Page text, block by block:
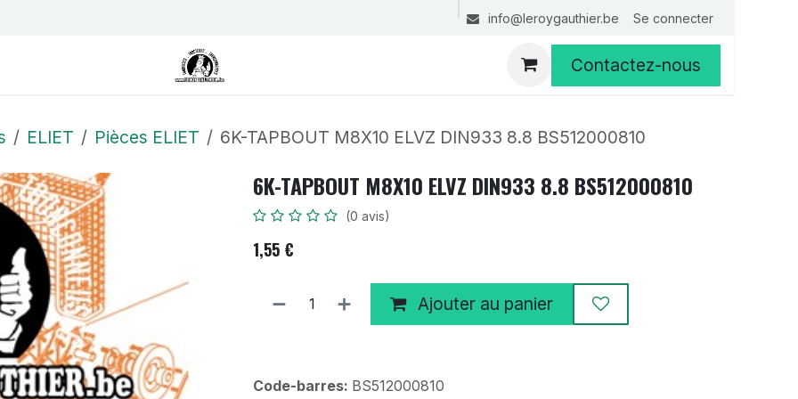
info@leroygauthier.be Se connecter
Contactez-nous
ELIET Pièces ELIET 6K-TAPBOUT M8X10 ELVZ DIN933 8.8 BS512000810
6K-TAPBOUT M8X10 ELVZ DIN933 8.8 BS512000810
(0 avis)
1,55 €
Ajouter au panier
Code-barres: BS512000810